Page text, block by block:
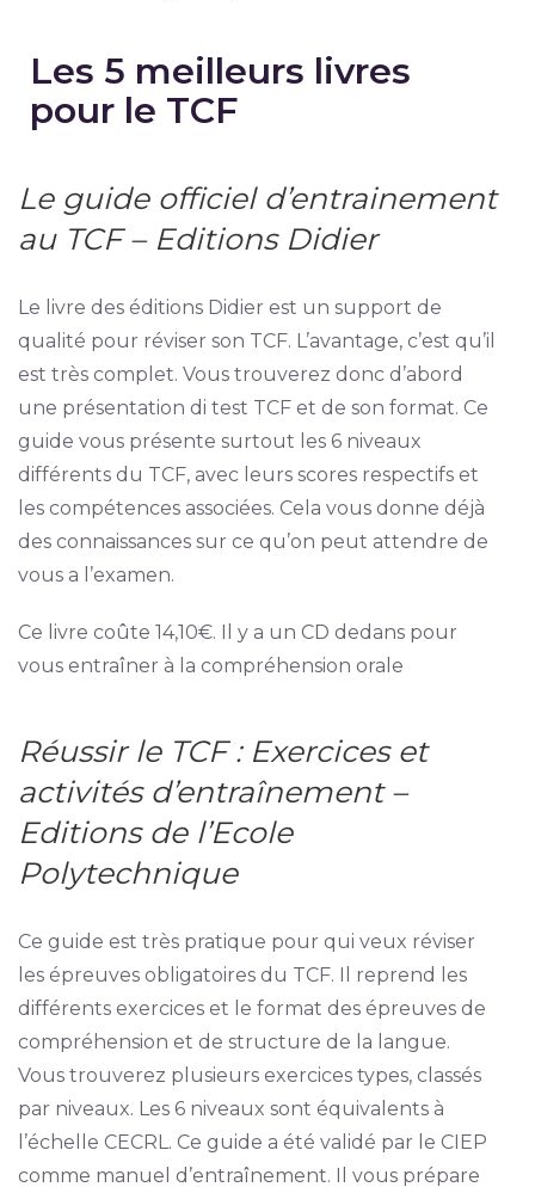
Les 5 meilleurs livres
pour le TCF
Le guide officiel d’entrainement
au TCF – Editions Didier
Le livre des éditions Didier est un support de
qualité pour réviser son TCF. L’avantage, c’est qu’il
est très complet. Vous trouverez donc d’abord
une présentation di test TCF et de son format. Ce
guide vous présente surtout les 6 niveaux
différents du TCF, avec leurs scores respectifs et
les compétences associées. Cela vous donne déjà
des connaissances sur ce qu’on peut attendre de
vous a l’examen.
Ce livre coûte 14,10€. Il y a un CD dedans pour
vous entraîner à la compréhension orale
Réussir le TCF : Exercices et
activités d’entraînement –
Editions de l’Ecole
Polytechnique
Ce guide est très pratique pour qui veux réviser
les épreuves obligatoires du TCF. Il reprend les
différents exercices et le format des épreuves de
compréhension et de structure de la langue.
Vous trouverez plusieurs exercices types, classés
par niveaux. Les 6 niveaux sont équivalents à
l’échelle CECRL. Ce guide a été validé par le CIEP
comme manuel d’entraînement. Il vous prépare